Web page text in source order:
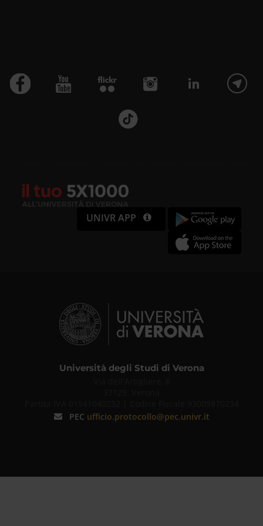
UNIVR APP
Università degli Studi di Verona
PEC ufficio.protocollo@pec.univr.it